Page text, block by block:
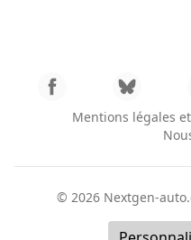
Mentions légales
© 2026 Nextgen-